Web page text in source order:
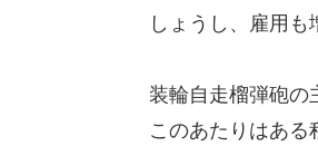
しょうし、雇用も
装輪自走榴弾砲の
このあたりはある